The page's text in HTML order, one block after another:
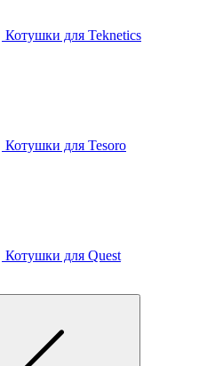
Котушки для Teknetics
Котушки для Tesoro
Котушки для Quest